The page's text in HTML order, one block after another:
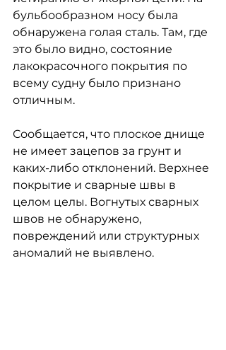
бульбообразном носу была
обнаружена голая сталь. Там, где
это было видно, состояние
лакокрасочного покрытия по
всему судну было признано
отличным.
Сообщается, что плоское днище
не имеет зацепов за грунт и
каких-либо отклонений. Верхнее
покрытие и сварные швы в
целом целы. Вогнутых сварных
швов не обнаружено,
повреждений или структурных
аномалий не выявлено.